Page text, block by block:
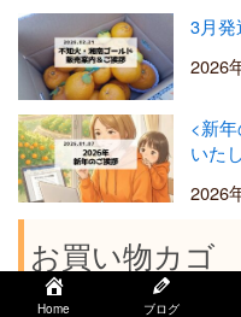
3月
2026
<新
いた
2026
お買い物カゴ
Home ブログ